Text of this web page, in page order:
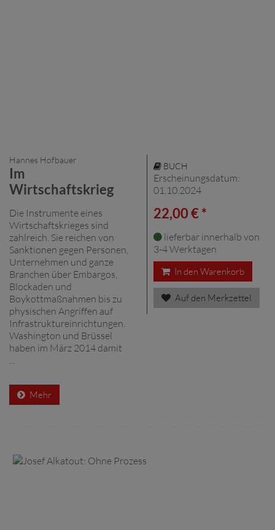
Hannes Hofbauer
Im
Wirtschaftskrieg
Die Instrumente eines
Wirtschaftskrieges sind
zahlreich. Sie reichen von
Sanktionen gegen Personen,
Unternehmen und ganze
Branchen über Embargos,
Blockaden und
Boykottmaßnahmen bis zu
physischen Angriffen auf
Infrastruktureinrichtungen.
Washington und Brüssel
haben im März 2014 damit
Mehr
BUCH
Erscheinungsdatum:
01.10.2024
22,00 € *
lieferbar innerhalb von
3-4 Werktagen
In den Warenkorb
Auf den Merkzettel